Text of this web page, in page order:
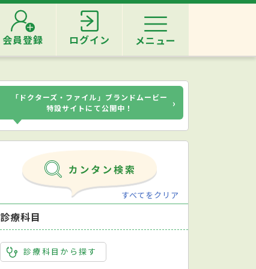
会員登録 ログイン メニュー
「ドクターズ・ファイル」ブランドムービー
特設サイトにて公開中！
›
すべてをクリア
診療科目
診療科目から探す